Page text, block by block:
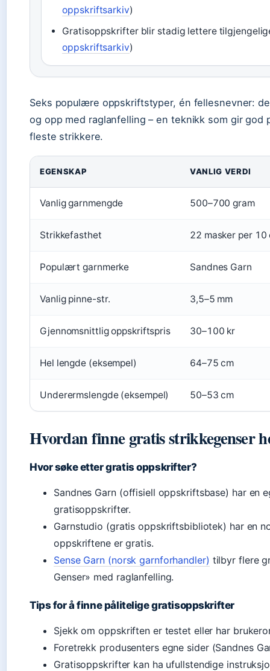
oppskriftsarkiv)
Gratisoppskrifter blir stadig lettere
oppskriftsarkiv)
Seks populære oppskriftstyper, én fellesnevner:
og opp med raglanfelling – en teknikk som gir god
fleste strikkere.
EGENSKAP VANLIG VERDI
Vanlig garnmengde 500–700 gram
Strikkefasthet 22 masker per 10
Populært garnmerke Sandnes Garn
Vanlig pinne-str. 3,5–5 mm
Gjennomsnittlig oppskriftspris 30–100 kr
Hel lengde (eksempel) 64–75 cm
Underermslengde (eksempel) 50–53 cm
Hvordan finne gratis strikkegenser
Hvor søke etter gratis oppskrifter?
Sandnes Garn (offisiell oppskriftsbase) har en
gratisoppskrifter.
Garnstudio (gratis oppskriftsbibliotek) har en
oppskriftene er gratis.
Sense Garn (norsk garnforhandler) tilbyr flere
Genser» med raglanfelling.
Tips for å finne pålitelige gratisoppskrifter
Sjekk om oppskriften er testet eller har
Foretrekk produsenters egne sider (Sandnes
Gratisoppskrifter kan ha ufullstendige